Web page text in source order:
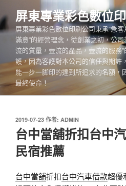
至
主
容
屏東專業彩色數位
屏東專業彩色數位印刷公司秉承“急
滿意”的經營理念，從創業之初，公
流的質量，壹流的產品，壹流的服務
護，因為客護對本公司的信任與期許
能一步一脚印的達到所追求的名額，
最終使命！
發
佈
於
2019-07-23 作者: ADMIN
台中當舖折扣台中
民宿推薦
台中當舖折扣台中汽車借款超優